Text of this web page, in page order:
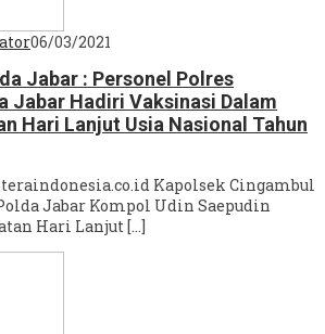
06/03/2021
Jabar : Personel Polres
Jabar Hadiri Vaksinasi Dalam
Hari Lanjut Usia Nasional Tahun
Kapolsek Cingambul
Jabar Kompol Udin Saepudin
Hari Lanjut […]